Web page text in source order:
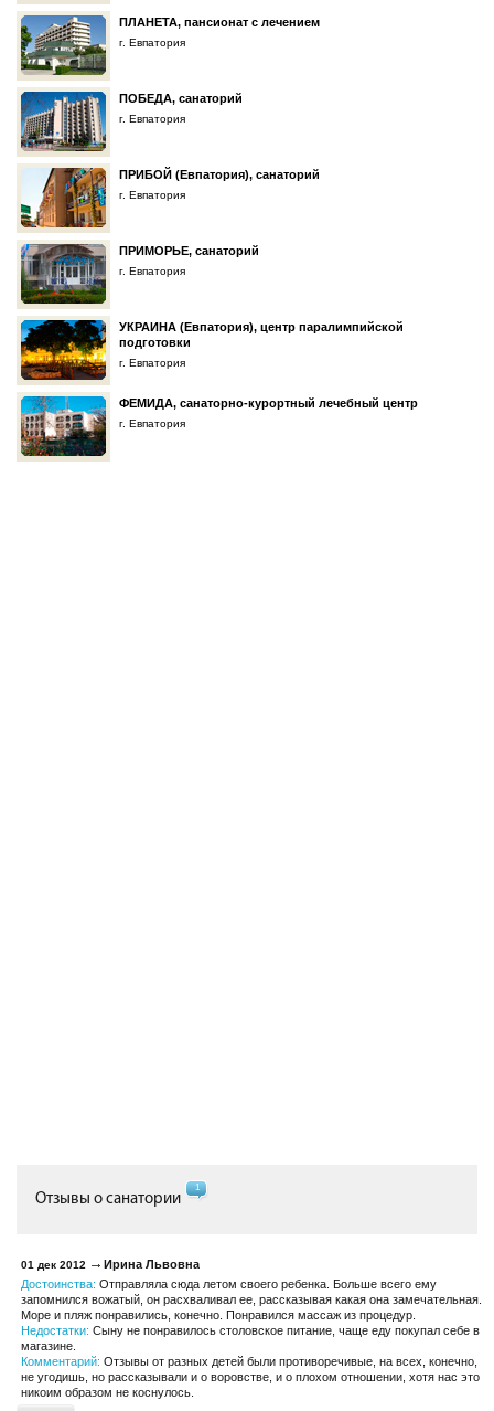
ПЛАНЕТА, пансионат с лечением
г. Евпатория
ПОБЕДА, санаторий
г. Евпатория
ПРИБОЙ (Евпатория), санаторий
г. Евпатория
ПРИМОРЬЕ, санаторий
г. Евпатория
УКРАИНА (Евпатория), центр паралимпийской
подготовки
г. Евпатория
ФЕМИДА, санаторно-курортный лечебный центр
г. Евпатория
Отзывы о санатории
1
01 дек 2012
Ирина Львовна
Достоинства: Отправляла сюда летом своего ребенка. Больше всего ему
запомнился вожатый, он расхваливал ее, рассказывая какая она замечательная.
Море и пляж понравились, конечно. Понравился массаж из процедур.
Недостатки: Сыну не понравилось столовское питание, чаще еду покупал себе в
магазине.
Комментарий: Отзывы от разных детей были противоречивые, на всех, конечно,
не угодишь, но рассказывали и о воровстве, и о плохом отношении, хотя нас это
никоим образом не коснулось.